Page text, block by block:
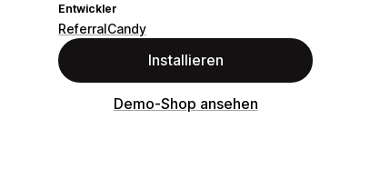
Entwickler
ReferralCandy
Installieren
Demo-Shop ansehen